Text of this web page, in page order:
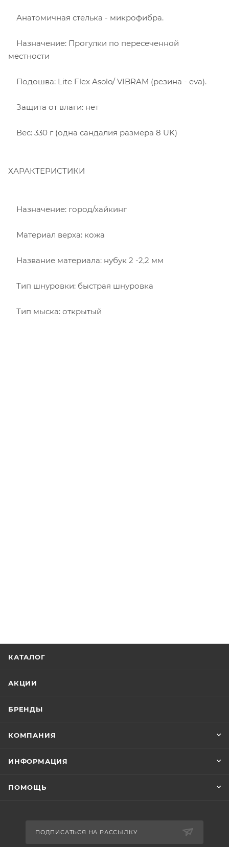
Анатомичная стелька - микрофибра.
Назначение: Прогулки по пересеченной
местности
Подошва: Lite Flex Asolo/ VIBRAM (резина - eva).
Защита от влаги: нет
Вес: 330 г (одна сандалия размера 8 UK)
ХАРАКТЕРИСТИКИ
Назначение: город/хайкинг
Материал верха: кожа
Название материала: нубук 2 -2,2 мм
Тип шнуровки: быстрая шнуровка
Тип мыска: открытый
КАТАЛОГ
АКЦИИ
БРЕНДЫ
КОМПАНИЯ
ИНФОРМАЦИЯ
ПОМОЩЬ
ПОДПИСАТЬСЯ НА РАССЫЛКУ